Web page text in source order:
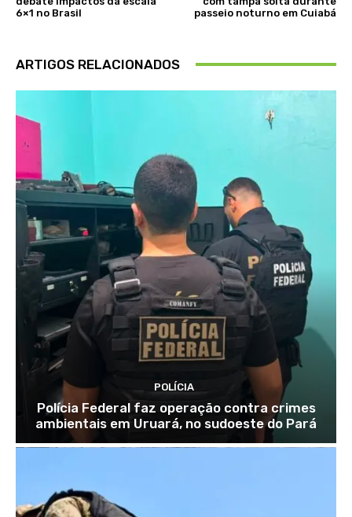
6×1 no Brasil
passeio noturno em Cuiabá
ARTIGOS RELACIONADOS
POLÍCIA
Polícia Federal faz operação contra crimes
ambientais em Uruará, no sudoeste do Pará